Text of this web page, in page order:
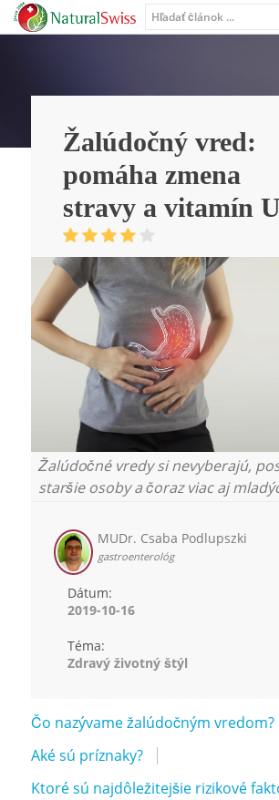
Žalúdočný vred:
pomáha zmena
stravy a vitamín U
Žalúdočné vredy si nevyberajú,
staršie osoby a čoraz viac aj
MUDr. Csaba Podlupszki
gastroenterológ
Dátum:
2019-10-16
Téma:
Zdravý životný štýl
Čo nazývame žalúdočným vredom?
Aké sú príznaky?
Ktoré sú najdôležitejšie rizikové